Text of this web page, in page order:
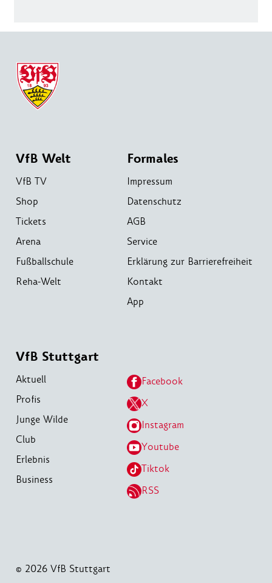
VfB Welt
VfB TV
Shop
Tickets
Arena
Fußballschule
Reha-Welt
Formales
Impressum
Datenschutz
AGB
Service
Erklärung zur Barrierefreiheit
Kontakt
App
VfB Stuttgart
Aktuell
Profis
Junge Wilde
Club
Erlebnis
Business
Facebook
X
Instagram
Youtube
Tiktok
RSS
© 2026 VfB Stuttgart